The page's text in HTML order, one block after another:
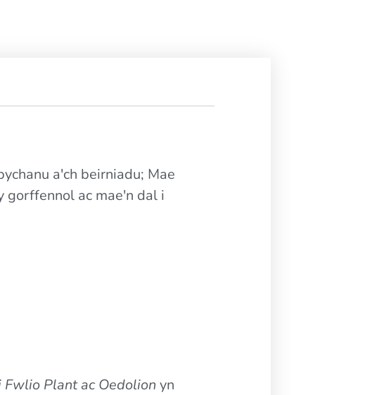
a'ch beirniadu; Mae
gorffennol ac mae'n dal i
Plant ac Oedolion yn